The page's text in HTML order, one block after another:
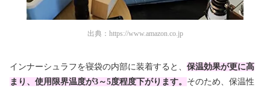
出典： https://www.amazon.co.jp
インナーシュラフを寝袋の内部に装着すると、 保温効果が更に高
まり、使用限界温度が3～5度程度下がります。 そのため、保温性